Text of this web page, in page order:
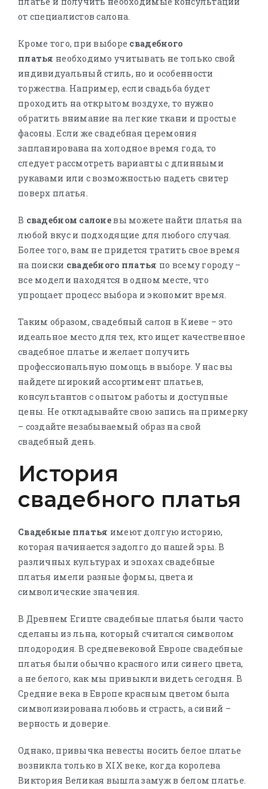
от специалистов салона.
Кроме того, при выборе свадебного
платья необходимо учитывать не только свой
индивидуальный стиль, но и особенности
торжества. Например, если свадьба будет
проходить на открытом воздухе, то нужно
обратить внимание на легкие ткани и простые
фасоны. Если же свадебная церемония
запланирована на холодное время года, то
следует рассмотреть варианты с длинными
рукавами или с возможностью надеть свитер
поверх платья.
В свадебном салоневы можете найти платья на
любой вкус и подходящие для любого случая.
Более того, вам не придется тратить свое время
на поиски свадебного платья по всему городу –
все модели находятся в одном месте, что
упрощает процесс выбора и экономит время.
Таким образом, свадебный салон в Киеве – это
идеальное место для тех, кто ищет качественное
свадебное платье и желает получить
профессиональную помощь в выборе. У нас вы
найдете широкий ассортимент платьев,
консультантов с опытом работы и доступные
цены. Не откладывайте свою запись на примерку
– создайте незабываемый образ на свой
свадебный день.
История
свадебного платья
Свадебные платья имеют долгую историю,
которая начинается задолго до нашей эры. В
различных культурах и эпохах свадебные
платья имели разные формы, цвета и
символические значения.
В Древнем Египте свадебные платья были часто
сделаны из льна, который считался символом
плодородия. В средневековой Европе свадебные
платья были обычно красного или синего цвета,
а не белого, как мы привыкли видеть сегодня. В
Средние века в Европе красным цветом была
символизирована любовь и страсть, а синий –
верность и доверие.
Однако, привычка невесты носить белое платье
возникла только в XIX веке, когда королева
Виктория Великая вышла замуж в белом платье.